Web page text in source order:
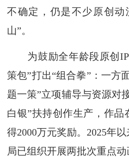
不确定，仍是不少原创动
山”。
为鼓励全年龄段原创IP
策包”打出“组合拳”：一方
题一策”立项辅导与资源对
白银”扶持创作生产，作品
得2000万元奖励。2025年
局已组织开展两批次重点